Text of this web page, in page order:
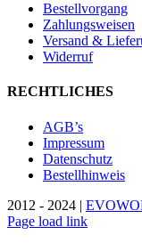
Bestellvorgang
Zahlungsweisen
Versand &
Widerruf
RECHTLICHES
AGB’s
Impressum
Datenschutz
Bestellhinweis
2012 - 2024 |
Page load link